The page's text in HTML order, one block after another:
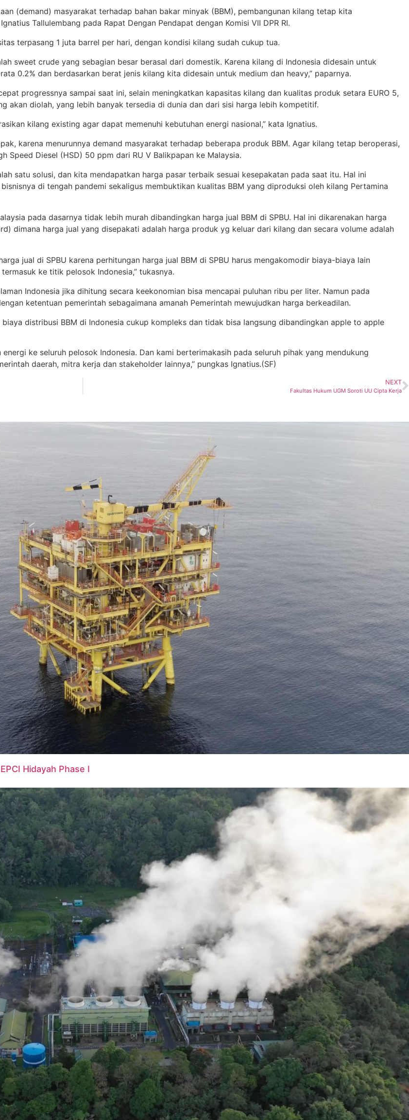
(demand) masyarakat terhadap bahan bakar minyak (BBM), pembangunan kilang tetap kita
Tallulembang pada Rapat Dengan Pendapat dengan Komisi VII DPR RI.
terpasang 1 juta barrel per hari, dengan kondisi kilang sudah cukup tua.
sweet crude yang sebagian besar berasal dari domestik. Karena kilang di Indonesia didesain untuk
0.2% dan berdasarkan berat jenis kilang kita didesain untuk medium dan heavy,” paparnya.
progressnya sampai saat ini, selain meningkatkan kapasitas kilang dan kualitas produk setara EURO 5,
akan diolah, yang lebih banyak tersedia di dunia dan dari sisi harga lebih kompetitif.
kilang existing agar dapat memenuhi kebutuhan energi nasional,” kata Ignatius.
karena menurunnya demand masyarakat terhadap beberapa produk BBM. Agar kilang tetap beroperasi,
Speed Diesel (HSD) 50 ppm dari RU V Balikpapan ke Malaysia.
satu solusi, dan kita mendapatkan harga pasar terbaik sesuai kesepakatan pada saat itu. Hal ini
di tengah pandemi sekaligus membuktikan kualitas BBM yang diproduksi oleh kilang Pertamina
pada dasarnya tidak lebih murah dibandingkan harga jual BBM di SPBU. Hal ini dikarenakan harga
dimana harga jual yang disepakati adalah harga produk yg keluar dari kilang dan secara volume adalah
jual di SPBU karena perhitungan harga jual BBM di SPBU harus mengakomodir biaya-biaya lain
ke titik pelosok Indonesia,” tukasnya.
Indonesia jika dihitung secara keekonomian bisa mencapai puluhan ribu per liter. Namun pada
ketentuan pemerintah sebagaimana amanah Pemerintah mewujudkan harga berkeadilan.
distribusi BBM di Indonesia cukup kompleks dan tidak bisa langsung dibandingkan apple to apple
ke seluruh pelosok Indonesia. Dan kami berterimakasih pada seluruh pihak yang mendukung
daerah, mitra kerja dan stakeholder lainnya,” pungkas Ignatius.(SF)
NEXT
Fakultas Hukum UGM Soroti UU Cipta Kerja
Hidayah Phase I